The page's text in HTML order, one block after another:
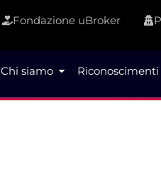
Fondazione uBroker
Chi siamo Riconoscimenti